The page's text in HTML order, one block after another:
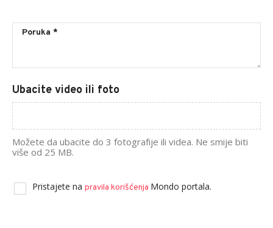
Ubacite video ili foto
Možete da ubacite do 3 fotografije ili videa. Ne smije biti
više od 25 MB.
Pristajete na pravila korišćenja Mondo portala.